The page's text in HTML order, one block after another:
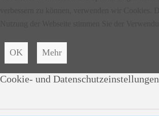
OK Mehr
Cookie- und Datenschutzeinstellungen